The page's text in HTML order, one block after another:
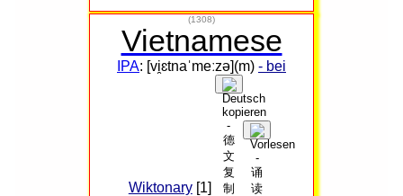
(1308)
Vietnamese
IPA: [vi̯ɛtnaˈmeːzə](m) - bei
Wiktonary[1]